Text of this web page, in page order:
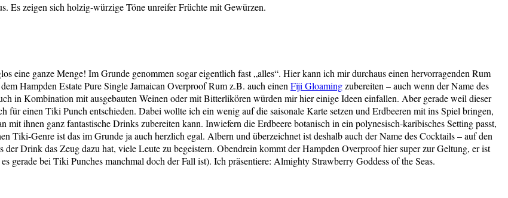
Es zeigen sich holzig-würzige Töne unreifer Früchte mit Gewürzen.
eine ganze Menge! Im Grunde genommen sogar eigentlich fast „alles“. Hier kann ich mir durchaus einen hervorragenden Rum
Hampden Estate Pure Single Jamaican Overproof Rum z.B. auch einenFiji Gloamingzubereiten – auch wenn der Name des
in Kombination mit ausgebauten Weinen oder mit Bitterlikören würden mir hier einige Ideen einfallen. Aber gerade weil dieser
für einen Tiki Punch entschieden. Dabei wollte ich ein wenig auf die saisonale Karte setzen und Erdbeeren mit ins Spiel bringen,
ihnen ganz fantastische Drinks zubereiten kann. Inwiefern die Erdbeere botanisch in ein polynesisch-karibisches Setting passt,
Tiki-Genre ist das im Grunde ja auch herzlich egal. Albern und überzeichnet ist deshalb auch der Name des Cocktails – auf den
Drink das Zeug dazu hat, viele Leute zu begeistern. Obendrein kommt der Hampden Overproof hier super zur Geltung, er ist
gerade bei Tiki Punches manchmal doch der Fall ist). Ich präsentiere: Almighty Strawberry Goddess of the Seas.